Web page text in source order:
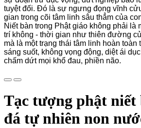
tuyệt đối. Đó là sự ngưng đọng vĩnh
gian trong cõi tâm linh sâu thẳm của
Niết bàn trong Phật giáo không phải là
trí không - thời gian như thiên đường
mà là một trạng thái tâm linh hoàn toàn
sáng suốt, không vọng động, diệt ái
chấm dứt mọi khổ đau, phiền não.
Tạc tượng phật niết
đá tự nhiên non